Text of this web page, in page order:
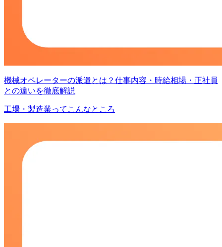
機械オペレーターの派遣とは？仕事内容・時給相場・正社員
との違いを徹底解説
工場・製造業ってこんなところ